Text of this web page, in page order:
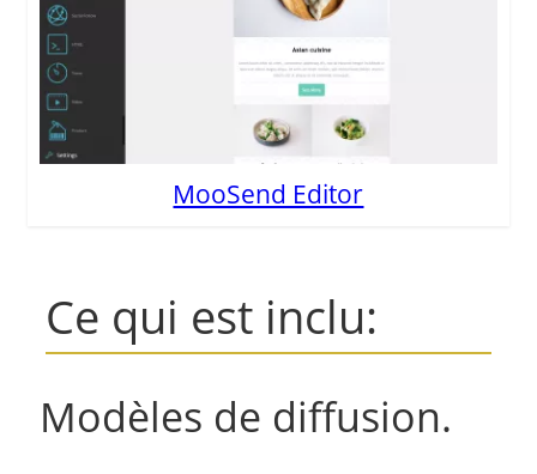
MooSend Editor
Ce qui est inclu:
Modèles de diffusion.